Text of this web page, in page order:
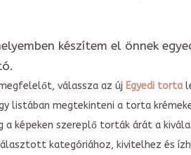
készítem el önnek
válassza az új Egyedi torta
listában megtekinteni a torta
a képeken szereplő torták árát a
kategóriához, kivitelhez és